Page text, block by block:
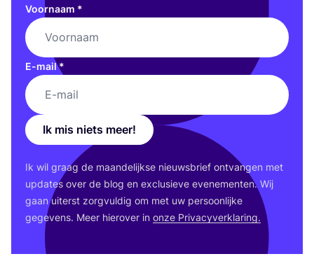
Voornaam *
E-mail*
Ik mis niets meer!
Ik wil graag de maan­de­lijk­se nieuws­brief ont­van­gen met
upda­tes over de blog en exclu­sie­ve eve­ne­men­ten. Wij
gaan uiterst zorg­vul­dig om met uw per­soon­lij­ke
gege­vens. Meer hier­over in onze Pri­va­cy­ver­kla­ring.